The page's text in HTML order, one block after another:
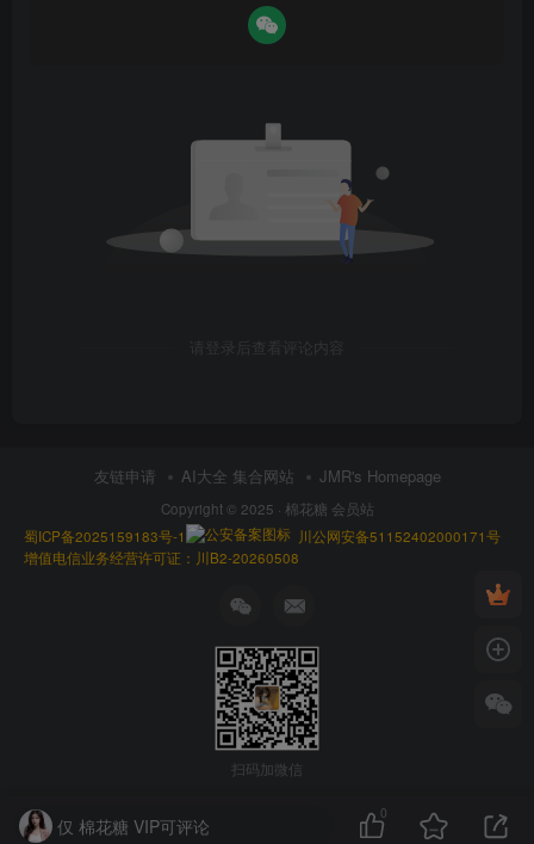
请登录后查看评论内容
友链申请 AI大全 集合网站 JMR's Homepage
Copyright © 2025 · 棉花糖 会员站
蜀ICP备2025159183号-1
川公网安备51152402000171号
增值电信业务经营许可证：川B2-20260508
扫码加微信
仅 棉花糖 VIP可评论
0